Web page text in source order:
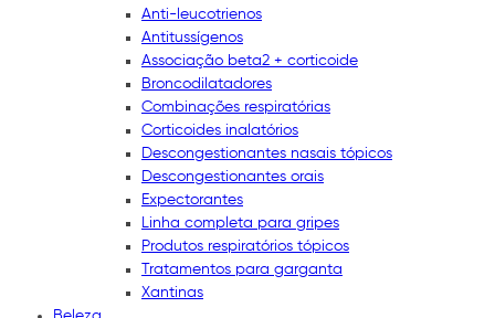
Anti-leucotrienos
Antitussígenos
Associação beta2 + corticoide
Broncodilatadores
Combinações respiratórias
Corticoides inalatórios
Descongestionantes nasais tópicos
Descongestionantes orais
Expectorantes
Linha completa para gripes
Produtos respiratórios tópicos
Tratamentos para garganta
Xantinas